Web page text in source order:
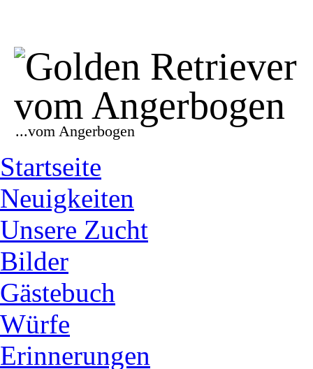
...vom Angerbogen
Startseite
Neuigkeiten
Unsere Zucht
Bilder
Gästebuch
Würfe
Erinnerungen